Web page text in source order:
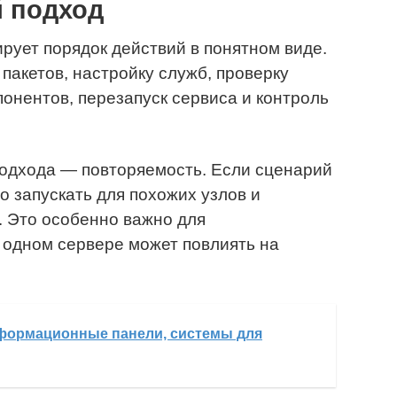
подход
порядок действий в понятном виде.
настройку служб, проверку
перезапуск сервиса и контроль
— повторяемость. Если сценарий
для похожих узлов и
Это особенно важно для
сервере может повлиять на
панели, системы для